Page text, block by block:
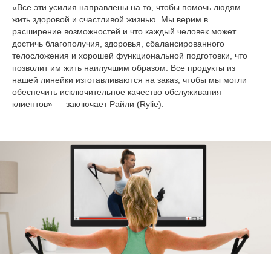
«Все эти усилия направлены на то, чтобы помочь людям
жить здоровой и счастливой жизнью. Мы верим в
расширение возможностей и что каждый человек может
достичь благополучия, здоровья, сбалансированного
телосложения и хорошей функциональной подготовки, что
позволит им жить наилучшим образом. Все продукты из
нашей линейки изготавливаются на заказ, чтобы мы могли
обеспечить исключительное качество обслуживания
клиентов» — заключает Райли (Rylie).